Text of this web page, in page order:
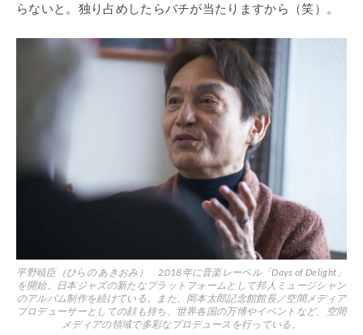
らないと。独り占めしたらバチが当たりますから（笑）。
平野暁臣（ひらの あきおみ） 2018年に音楽レーベル「Days of Delight」
を開始。日本ジャズの新たなプラットフォームとして邦人ミュージシャン
のアルバム制作を続けている。また、岡本太郎記念館館長／空間メディア
プロデューサーとしての顔も持ち、世界各国の万博やイベントなど、空間
メディアの領域で多彩なプロデュースを行っている。